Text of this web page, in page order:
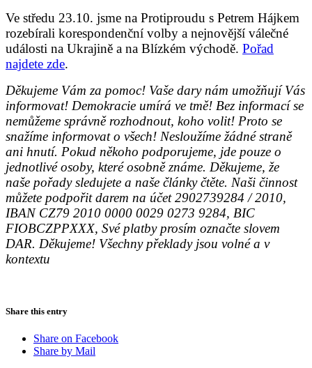
Ve středu 23.10. jsme na Protiproudu s Petrem Hájkem
rozebírali korespondenční volby a nejnovější válečné
události na Ukrajině a na Blízkém východě. Pořad
najdete zde.
Děkujeme Vám za pomoc! Vaše dary nám umožňují Vás
informovat! Demokracie umírá ve tmě! Bez informací se
nemůžeme správně rozhodnout, koho volit! Proto se
snažíme informovat o všech! Nesloužíme žádné straně
ani hnutí. Pokud někoho podporujeme, jde pouze o
jednotlivé osoby, které osobně známe. Děkujeme, že
naše pořady sledujete a naše články čtěte. Naši činnost
můžete podpořit darem na účet 2902739284 / 2010,
IBAN CZ79 2010 0000 0029 0273 9284, BIC
FIOBCZPPXXX, Své platby prosím označte slovem
DAR. Děkujeme! Všechny překlady jsou volné a v
kontextu
Share this entry
Share on Facebook
Share by Mail